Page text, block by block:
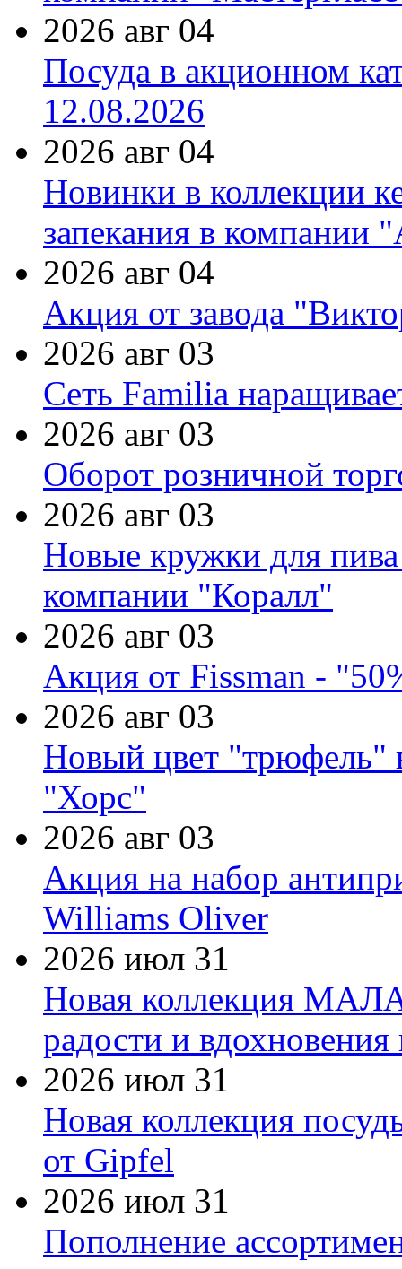
2026 авг 04
Посуда в акционном
12.08.2026
2026 авг 04
Новинки в коллекции
запекания в компании
2026 авг 04
Акция от завода
2026 авг 03
Сеть Familia
2026 авг 03
Оборот розничной
2026 авг 03
Новые кружки для
компании "Коралл"
2026 авг 03
Акция от Fissman -
2026 авг 03
Новый цвет "трюфель"
"Хорс"
2026 авг 03
Акция на набор
Williams Oliver
2026 июл 31
Новая коллекция
радости и
2026 июл 31
Новая коллекция
от Gipfel
2026 июл 31
Пополнение